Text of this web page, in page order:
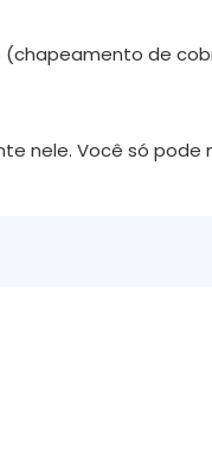
de
nele. Você só pode